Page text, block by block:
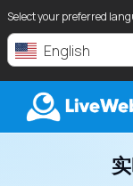
Select your preferred
English